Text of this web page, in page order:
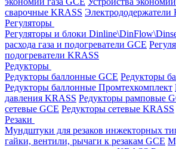
сварочные KRASS Электрододержатели
Регуляторы
Регуляторы и блоки
расхода газа и подогреватели GCE
подогреватели KRASS
Редукторы
Редукторы баллонные GCE Редукторы
Редукторы баллонные Промтехкомплект
давления KRASS Редукторы рамповые
сетевые GCE Редукторы сетевые KRASS
Резаки
Мундштуки для резаков инжекторных
гайки, вентили, рычаги к резакам GCE